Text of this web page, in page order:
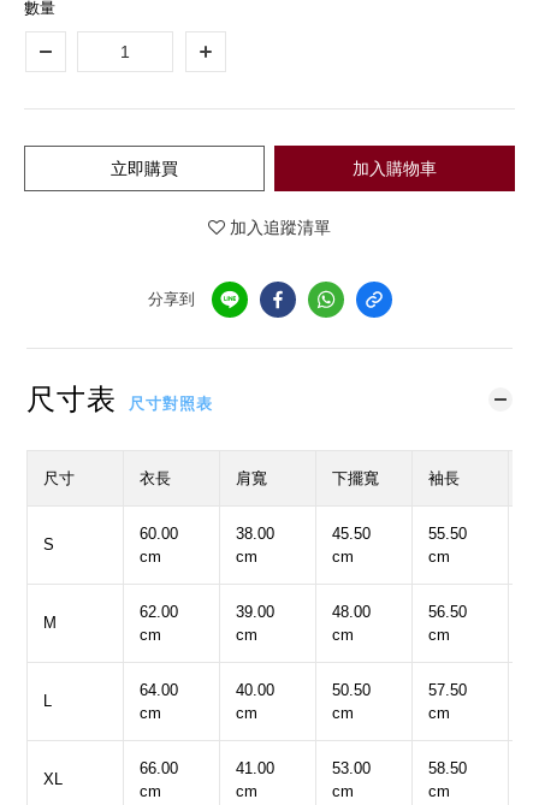
數量
加入購物車
立即購買
加入追蹤清單
分享到
尺寸表 尺寸對照表
尺寸 衣長 肩寬 下擺寬 袖長
S
60.00
cm
38.00
cm
45.50
cm
55.50
cm
M
62.00
cm
39.00
cm
48.00
cm
56.50
cm
L
64.00
cm
40.00
cm
50.50
cm
57.50
cm
XL
66.00
cm
41.00
cm
53.00
cm
58.50
cm